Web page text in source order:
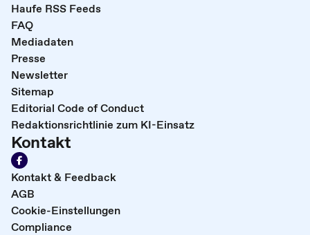
Haufe RSS Feeds
FAQ
Mediadaten
Presse
Newsletter
Sitemap
Editorial Code of Conduct
Redaktionsrichtlinie zum KI-Einsatz
Kontakt
Kontakt & Feedback
AGB
Cookie-Einstellungen
Compliance